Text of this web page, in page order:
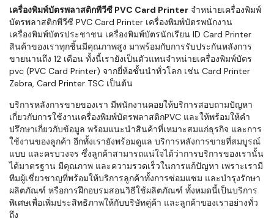
เครื่องพิมพ์บัตรพลาสติกพีวีซี PVC Card Printer จำหน่ายเครื่องพิมพ์
บัตรพลาสติกพีวีซี PVC Card Printer เครื่องพิมพ์บัตรพนักงาน
เครื่องพิมพ์บัตรประชาชน เครื่องพิมพ์บัตรนักเรียน ID Card Printer
สินค้าของเราทุกชิ้นมีคุณภาพสูง มาพร้อมกับการรับประกันหลังการ
ขายนานถึง 12 เดือน ทั้งนี้เรายังเป็นตัวแทนจำหน่ายเครื่องพิมพ์บัตร
pvc (PVC Card Printer) จากยี่ห้อชั้นนำทั่วโลก เช่น Card Printer
Zebra, Card Printer TSC เป็นต้น
บริการหลังการขายของเรา มีพนักงานคอยให้บริการสอบถามปัญหา
เกี่ยวกับการใช้งานเครื่องพิมพ์บัตรพลาสติกPVC และให้พร้อมให้คำ
ปรึกษาเกี่ยวกับข้อมูล พร้อมแนะนำสินค้าที่เหมาะสมแก่ธุรกิจ และการ
ใช้งานของลูกค้า อีกทั้งเรายังพร้อมดูแล บริการหลังการขายที่สมบูรณ์
แบบ และครบวงจร ซึ่งลูกค้าสามารถแน่ใจได้ว่าการบริการของเรานั้น
ได้มาตรฐาน มีคุณภาพ และความรวดเร็วในการแก้ปัญหา เพราะเรามี
ทีมผู้เชี่ยวชาญที่พร้อมให้บริการลูกค้าทั้งการซ่อมแซม และบำรุงรักษา
ผลิตภัณฑ์ หรือการฝึกอบรมสอนวิธีใช้ผลิตภัณฑ์ ทั้งหมดนี้เป็นบริการ
พิเศษเพื่อเพิ่มประสิทธิภาพให้กับบริษัทคู่ค้า และลูกค้าของเราอย่างทั่ว
ถึง